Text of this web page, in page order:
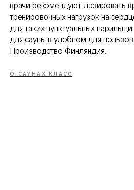
врачи рекомендуют дозировать
тренировочных нагрузок на
для таких пунктуальных
для сауны в удобном для
Производство Финляндия.
О САУНАХ КЛАСС